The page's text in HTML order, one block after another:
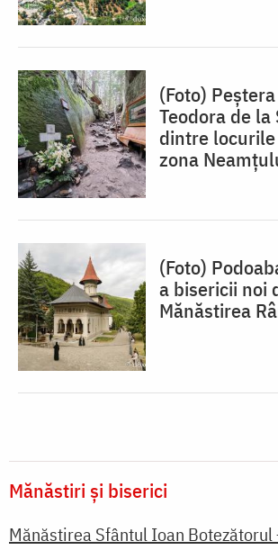
(Foto)
Teodora de
dintre
zona
(Foto)
a bisericii noi
Mănăstirea
Mănăstiri și biserici
Mănăstirea Sfântul Ioan Botezătorul